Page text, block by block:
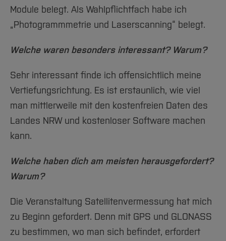
Arbeiten im FB G
Forschung und Projekte
International
Studiengänge
Studieninteressierte
Aktuelles
Studium
International
Team
Service
Amtliche Bekanntmachungen
Notfall-Infos
Familiengerechte Hochschule
Gleichstellung
Wahlen
Hochschulbibliothek
Hochschulkommunikation
International Office
qed-Stiftung
Zentrale Studienberatung
Module belegt. Als Wahlpflichtfach habe ich
„Photogrammmetrie und Laserscanning“ belegt.
Welche waren besonders interessant? Warum?
Sehr interessant finde ich offensichtlich meine
Vertiefungsrichtung. Es ist erstaunlich, wie viel
man mittlerweile mit den kostenfreien Daten des
Landes NRW und kostenloser Software machen
kann.
Welche haben dich am meisten herausgefordert?
Warum?
Die Veranstaltung Satellitenvermessung hat mich
zu Beginn gefordert. Denn mit GPS und GLONASS
zu bestimmen, wo man sich befindet, erfordert